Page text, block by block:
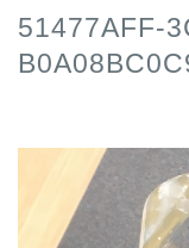
51477AFF-